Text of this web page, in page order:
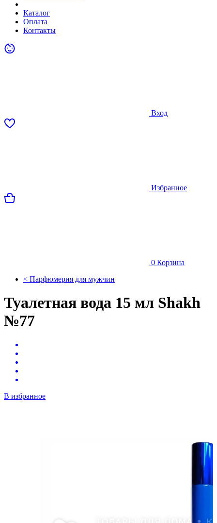
Каталог
Оплата
Контакты
Вход
Избранное
0 Корзина
< Парфюмерия для мужчин
Туалетная вода 15 мл Shakh
№77
В избранное